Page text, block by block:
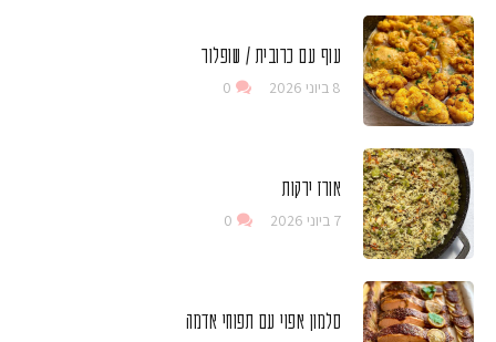
עוף עם כרובית / שופלור
8 ביוני 2026 0
אורז ירקות
7 ביוני 2026 0
סלמון אפוי עם תפוחי אדמה